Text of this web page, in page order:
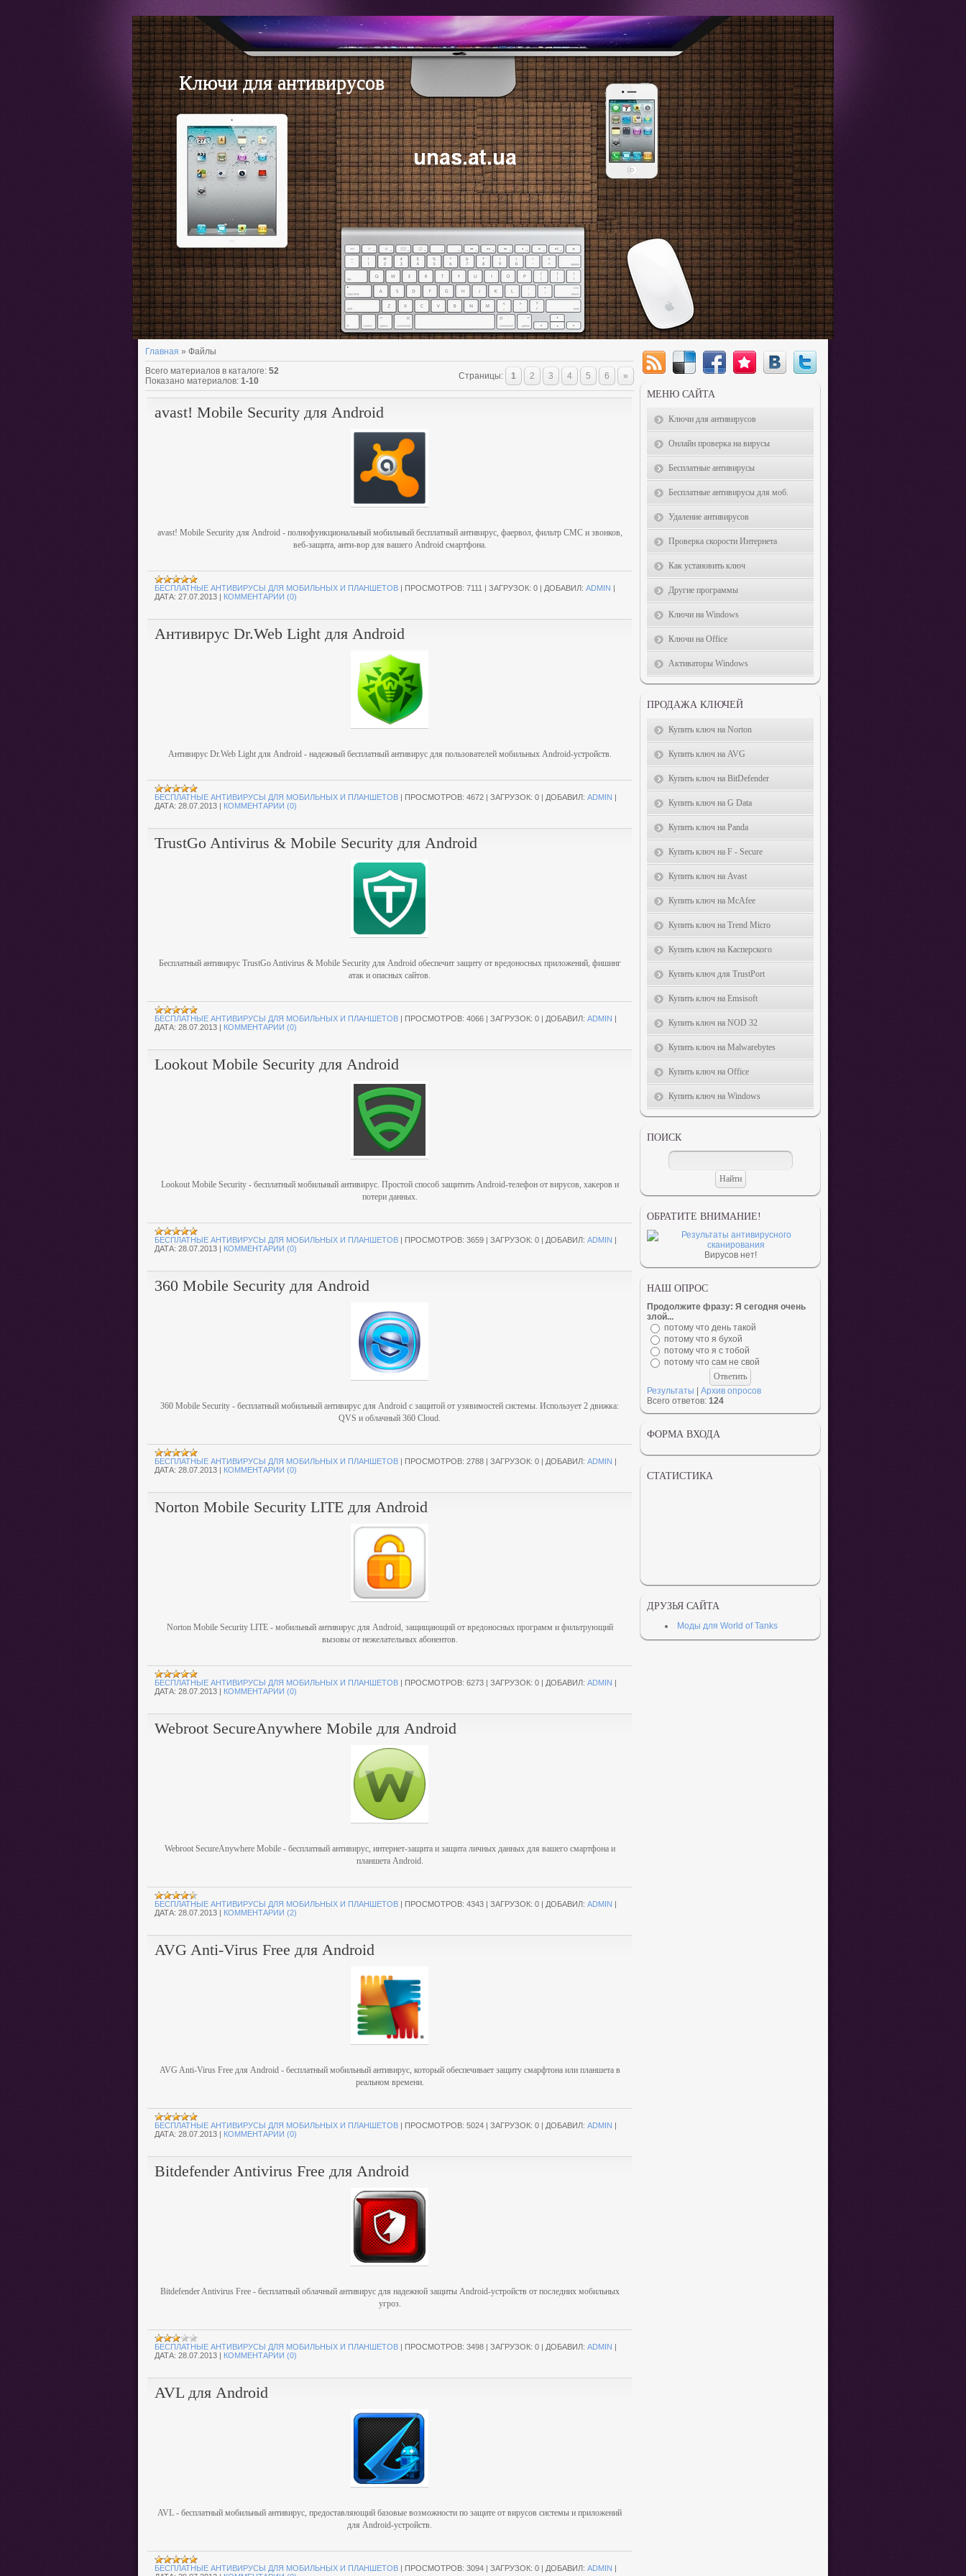
Ключи для антивирусов
Главная » Файлы
Всего материалов в каталоге: 52
Показано материалов: 1-10 Страницы: 1 2 3 4 5 6 »
avast! Mobile Security для Android
avast! Mobile Security для Android - полнофункциональный мобильный бесплатный антивирус, фаервол, фильтр СМС и звонков,
веб-защита, анти-вор для вашего Android смартфона.
БЕСПЛАТНЫЕ АНТИВИРУСЫ ДЛЯ МОБИЛЬНЫХ И ПЛАНШЕТОВ | ПРОСМОТРОВ: 7111 | ЗАГРУЗОК: 0 | ДОБАВИЛ: ADMIN |
ДАТА: 27.07.2013 | КОММЕНТАРИИ (0)
Антивирус Dr.Web Light для Android
Антивирус Dr.Web Light для Android - надежный бесплатный антивирус для пользователей мобильных Android-устройств.
БЕСПЛАТНЫЕ АНТИВИРУСЫ ДЛЯ МОБИЛЬНЫХ И ПЛАНШЕТОВ | ПРОСМОТРОВ: 4672 | ЗАГРУЗОК: 0 | ДОБАВИЛ: ADMIN |
ДАТА: 28.07.2013 | КОММЕНТАРИИ (0)
TrustGo Antivirus & Mobile Security для Android
Бесплатный антивирус TrustGo Antivirus & Mobile Security для Android обеспечит защиту от вредоносных приложений, фишинг
атак и опасных сайтов.
БЕСПЛАТНЫЕ АНТИВИРУСЫ ДЛЯ МОБИЛЬНЫХ И ПЛАНШЕТОВ | ПРОСМОТРОВ: 4066 | ЗАГРУЗОК: 0 | ДОБАВИЛ: ADMIN |
ДАТА: 28.07.2013 | КОММЕНТАРИИ (0)
Lookout Mobile Security для Android
Lookout Mobile Security - бесплатный мобильный антивирус. Простой способ защитить Android-телефон от вирусов, хакеров и
потери данных.
БЕСПЛАТНЫЕ АНТИВИРУСЫ ДЛЯ МОБИЛЬНЫХ И ПЛАНШЕТОВ | ПРОСМОТРОВ: 3659 | ЗАГРУЗОК: 0 | ДОБАВИЛ: ADMIN |
ДАТА: 28.07.2013 | КОММЕНТАРИИ (0)
360 Mobile Security для Android
360 Mobile Security - бесплатный мобильный антивирус для Android с защитой от узявимостей системы. Использует 2 движка:
QVS и облачный 360 Cloud.
БЕСПЛАТНЫЕ АНТИВИРУСЫ ДЛЯ МОБИЛЬНЫХ И ПЛАНШЕТОВ | ПРОСМОТРОВ: 2788 | ЗАГРУЗОК: 0 | ДОБАВИЛ: ADMIN |
ДАТА: 28.07.2013 | КОММЕНТАРИИ (0)
Norton Mobile Security LITE для Android
Norton Mobile Security LITE - мобильный антивирус для Android, защищающий от вредоносных программ и фильтрующий
вызовы от нежелательных абонентов.
БЕСПЛАТНЫЕ АНТИВИРУСЫ ДЛЯ МОБИЛЬНЫХ И ПЛАНШЕТОВ | ПРОСМОТРОВ: 6273 | ЗАГРУЗОК: 0 | ДОБАВИЛ: ADMIN |
ДАТА: 28.07.2013 | КОММЕНТАРИИ (0)
Webroot SecureAnywhere Mobile для Android
Webroot SecureAnywhere Mobile - бесплатный антивирус, интернет-защита и защита личных данных для вашего смартфона и
планшета Android.
БЕСПЛАТНЫЕ АНТИВИРУСЫ ДЛЯ МОБИЛЬНЫХ И ПЛАНШЕТОВ | ПРОСМОТРОВ: 4343 | ЗАГРУЗОК: 0 | ДОБАВИЛ: ADMIN |
ДАТА: 28.07.2013 | КОММЕНТАРИИ (2)
AVG Anti-Virus Free для Android
AVG Anti-Virus Free для Android - бесплатный мобильный антивирус, который обеспечивает защиту смарфтона или планшета в
реальном времени.
БЕСПЛАТНЫЕ АНТИВИРУСЫ ДЛЯ МОБИЛЬНЫХ И ПЛАНШЕТОВ | ПРОСМОТРОВ: 5024 | ЗАГРУЗОК: 0 | ДОБАВИЛ: ADMIN |
ДАТА: 28.07.2013 | КОММЕНТАРИИ (0)
Bitdefender Antivirus Free для Android
Bitdefender Antivirus Free - бесплатный облачный антивирус для надежной защиты Android-устройств от последних мобильных
угроз.
БЕСПЛАТНЫЕ АНТИВИРУСЫ ДЛЯ МОБИЛЬНЫХ И ПЛАНШЕТОВ | ПРОСМОТРОВ: 3498 | ЗАГРУЗОК: 0 | ДОБАВИЛ: ADMIN |
ДАТА: 28.07.2013 | КОММЕНТАРИИ (0)
AVL для Android
AVL - бесплатный мобильный антивирус, предоставляющий базовые возможности по защите от вирусов системы и приложений
для Android-устройств.
БЕСПЛАТНЫЕ АНТИВИРУСЫ ДЛЯ МОБИЛЬНЫХ И ПЛАНШЕТОВ | ПРОСМОТРОВ: 3094 | ЗАГРУЗОК: 0 | ДОБАВИЛ: ADMIN |
МЕНЮ САЙТА
Ключи для антивирусов
Онлайн проверка на вирусы
Бесплатные антивирусы
Бесплатные антивирусы для моб.
Удаление антивирусов
Проверка скорости Интернета
Как установить ключ
Другие программы
Ключи на Windows
Ключи на Office
Активаторы Windows
ПРОДАЖА КЛЮЧЕЙ
Купить ключ на Norton
Купить ключ на AVG
Купить ключ на BitDefender
Купить ключ на G Data
Купить ключ на Panda
Купить ключ на F - Secure
Купить ключ на Avast
Купить ключ на McAfee
Купить ключ на Trend Micro
Купить ключ на Касперского
Купить ключ для TrustPort
Купить ключ на Emsisoft
Купить ключ на NOD 32
Купить ключ на Malwarebytes
Купить ключ на Office
Купить ключ на Windows
ПОИСК
ОБРАТИТЕ ВНИМАНИЕ!
Вирусов нет!
НАШ ОПРОС
Продолжите фразу: Я сегодня очень
злой...
потому что день такой
потому что я бухой
потому что я с тобой
потому что сам не свой
Результаты
Архив опросов
Всего ответов: 124
ФОРМА ВХОДА
СТАТИСТИКА
ДРУЗЬЯ САЙТА
Моды для World of Tanks